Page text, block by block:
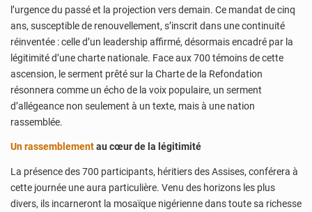
l’urgence du passé et la projection vers demain. Ce mandat de cinq
ans, susceptible de renouvellement, s’inscrit dans une continuité
réinventée : celle d’un leadership affirmé, désormais encadré par la
légitimité d’une charte nationale. Face aux 700 témoins de cette
ascension, le serment prêté sur la Charte de la Refondation
résonnera comme un écho de la voix populaire, un serment
d’allégeance non seulement à un texte, mais à une nation
rassemblée.
Un rassemblementau cœur de la légitimité
La présence des 700 participants, héritiers des Assises, conférera à
cette journée une aura particulière. Venu des horizons les plus
divers, ils incarneront la mosaïque nigérienne dans toute sa richesse